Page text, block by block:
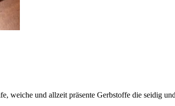
weiche und allzeit präsente Gerbstoffe die seidig